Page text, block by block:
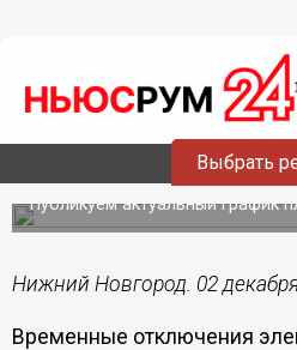
Выбрать
02.12.202208:53
Свет отключат
районах Нижнего
Публикуем актуальный график
Нижний Новгород. 02
Временные отключения